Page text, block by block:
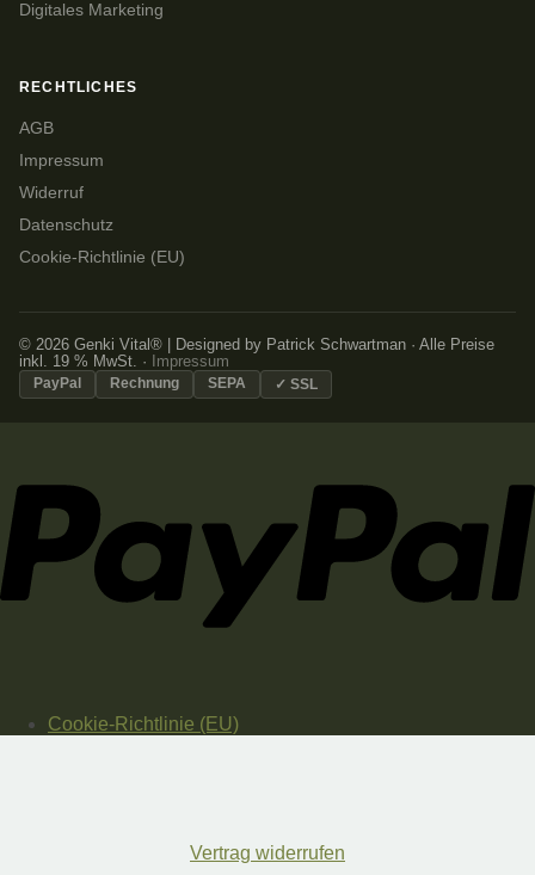
Digitales Marketing
RECHTLICHES
AGB
Impressum
Widerruf
Datenschutz
Cookie-Richtlinie (EU)
© 2026 Genki Vital® | Designed by Patrick Schwartman · Alle Preise
inkl. 19 % MwSt. ·
Impressum
PayPal Rechnung SEPA ✓ SSL
Cookie-Richtlinie (EU)
Vertrag widerrufen